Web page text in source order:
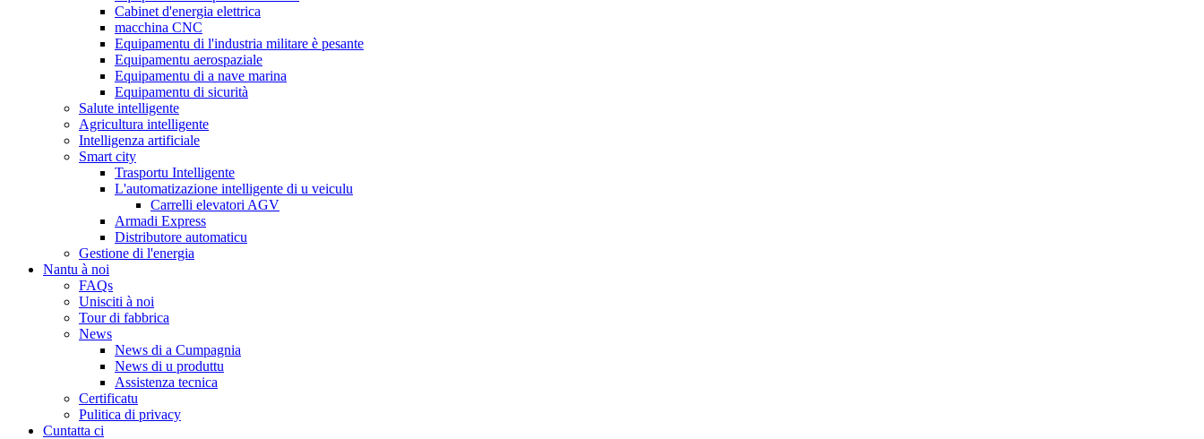
Cabinet d'energia elettrica
macchina CNC
Equipamentu di l'industria militare è pesante
Equipamentu aerospaziale
Equipamentu di a nave marina
Equipamentu di sicurità
Salute intelligente
Agricultura intelligente
Intelligenza artificiale
Smart city
Trasportu Intelligente
L'automatizazione intelligente di u veiculu
Carrelli elevatori AGV
Armadi Express
Distributore automaticu
Gestione di l'energia
Nantu à noi
FAQs
Unisciti à noi
Tour di fabbrica
News
News di a Cumpagnia
News di u produttu
Assistenza tecnica
Certificatu
Pulitica di privacy
Cuntatta ci